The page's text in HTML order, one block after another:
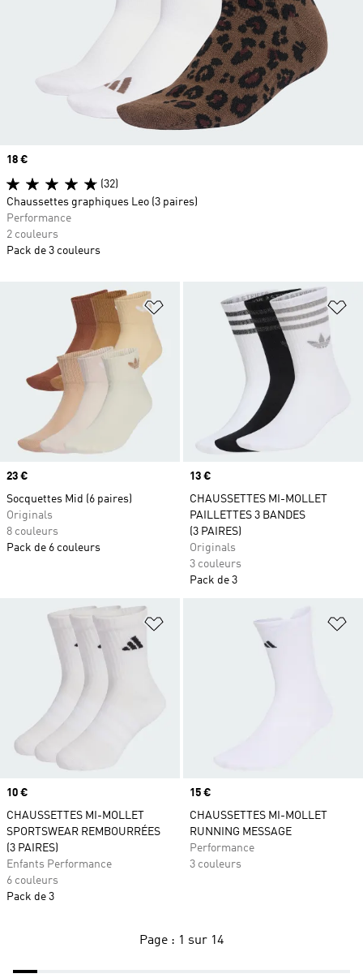
Ajouter à la Liste de produits
Prix
23 €
Socquettes Mid (6 paires)
Originals
8 couleurs
Pack de 6 couleurs
Prix
13 €
CHAUSSETTES MI-MOLLET
PAILLETTES 3 BANDES
(3 PAIRES)
Originals
3 couleurs
Pack de 3
Ajouter à la Liste de produits
Prix
10 €
CHAUSSETTES MI-MOLLET
SPORTSWEAR REMBOURRÉES
(3 PAIRES)
Enfants Performance
6 couleurs
Pack de 3
Prix
15 €
CHAUSSETTES MI-MOLLET
RUNNING MESSAGE
Performance
3 couleurs
Prix
18 €
(32)
Chaussettes graphiques Leo (3 paires)
Performance
2 couleurs
Pack de 3 couleurs
Page : 1 sur 14